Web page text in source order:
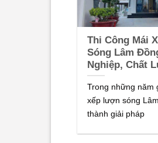
Thi Công Mái
Sóng Lâm
Nghiệp, Chất
Trong những năm
xếp lượn sóng
thành giải pháp